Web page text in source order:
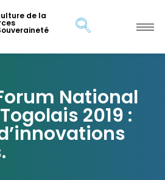
de la
National
2019 :